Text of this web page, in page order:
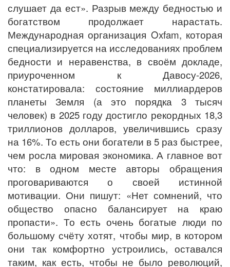
слушает да ест». Разрыв между бедностью и
богатством продолжает нарастать.
Международная организация Oxfam, которая
специализируется на исследованиях проблем
бедности и неравенства, в своём докладе,
приуроченном к Давосу-2026,
констатировала: состояние миллиардеров
планеты Земля (а это порядка 3 тысяч
человек) в 2025 году достигло рекордных 18,3
триллионов долларов, увеличившись сразу
на 16%. То есть они богатели в 5 раз быстрее,
чем росла мировая экономика. А главное вот
что: в одном месте авторы обращения
проговариваются о своей истинной
мотивации. Они пишут: «Нет сомнений, что
общество опасно балансирует на краю
пропасти». То есть очень богатые люди по
большому счёту хотят, чтобы мир, в котором
они так комфортно устроились, оставался
таким, как есть, чтобы не было революций,